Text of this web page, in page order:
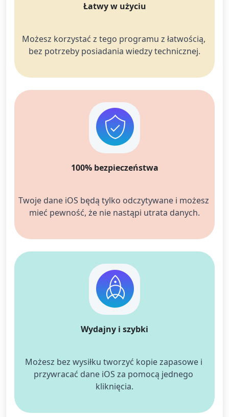
Łatwy w użyciu
Możesz korzystać z tego programu z łatwością,
bez potrzeby posiadania wiedzy technicznej.
100% bezpieczeństwa
Twoje dane iOS będą tylko odczytywane i możesz
mieć pewność, że nie nastąpi utrata danych.
Wydajny i szybki
Możesz bez wysiłku tworzyć kopie zapasowe i
przywracać dane iOS za pomocą jednego
kliknięcia.